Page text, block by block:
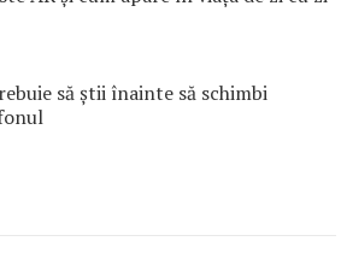
să știi înainte să schimbi